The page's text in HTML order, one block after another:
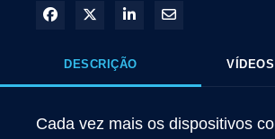
Compartilhar no Facebook
Compartilhar no X
Compartilhar no
Compartilhar
DESCRIÇÃO
Cada vez mais os dispositivos